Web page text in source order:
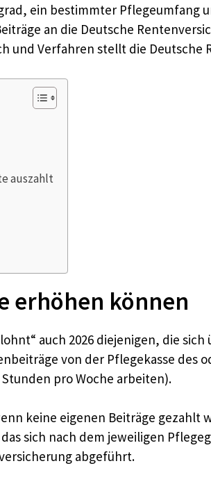
ein bestimmter Pflegeumfang
an die Deutsche
und Verfahren stellt die Deutsche
auszahlt
erhöhen können
auch 2026 diejenigen, die
von der Pflegekasse des
pro Woche arbeiten).
keine eigenen Beiträge gezahlt
sich nach dem jeweiligen
abgeführt.